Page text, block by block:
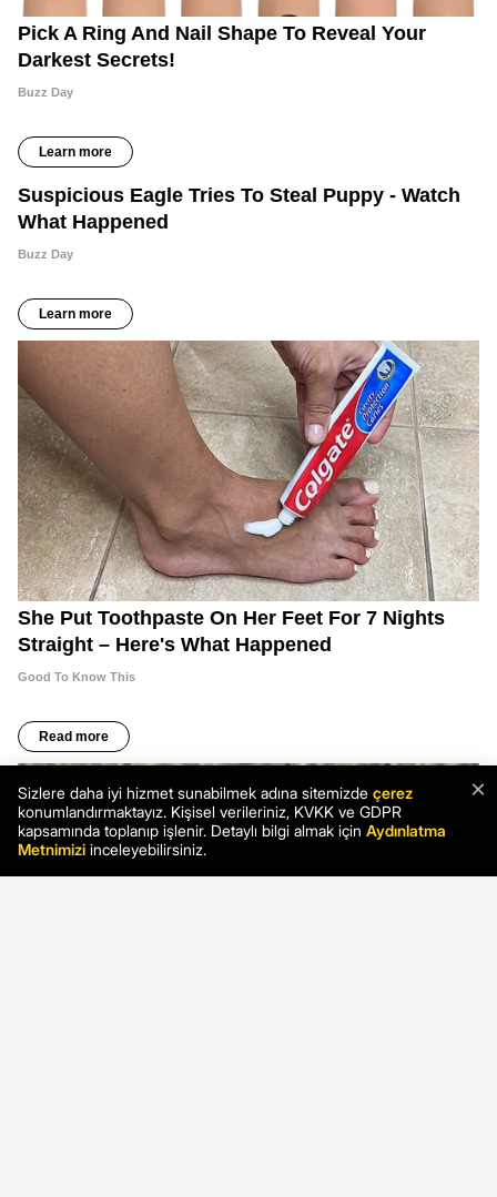
×
Sizlere daha iyi hizmet sunabilmek adına sitemizde çerez
konumlandırmaktayız. Kişisel verileriniz, KVKK ve GDPR
kapsamında toplanıp işlenir. Detaylı bilgi almak için Aydınlatma
Metnimizi inceleyebilirsiniz.